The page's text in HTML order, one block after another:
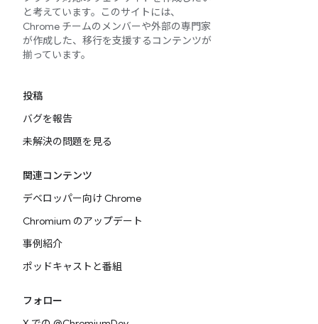
と考えています。このサイトには、
Chrome チームのメンバーや外部の専門家
が作成した、移行を支援するコンテンツが
揃っています。
投稿
バグを報告
未解決の問題を見る
関連コンテンツ
デベロッパー向け Chrome
Chromium のアップデート
事例紹介
ポッドキャストと番組
フォロー